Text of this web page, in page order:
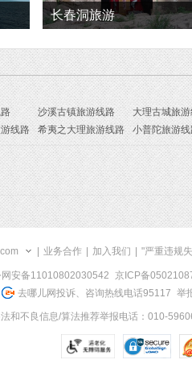
长春洞旅游
沙溪古镇旅游线路
大理古城旅
线路 希夷之大理旅游线路 小普陀旅游
业务合作 加入我们 "严重违规
网安备11010802030542
京ICP备
去哪儿网投诉、咨询热线电话95117 举
和不良信息/算法推荐举报电话：010-